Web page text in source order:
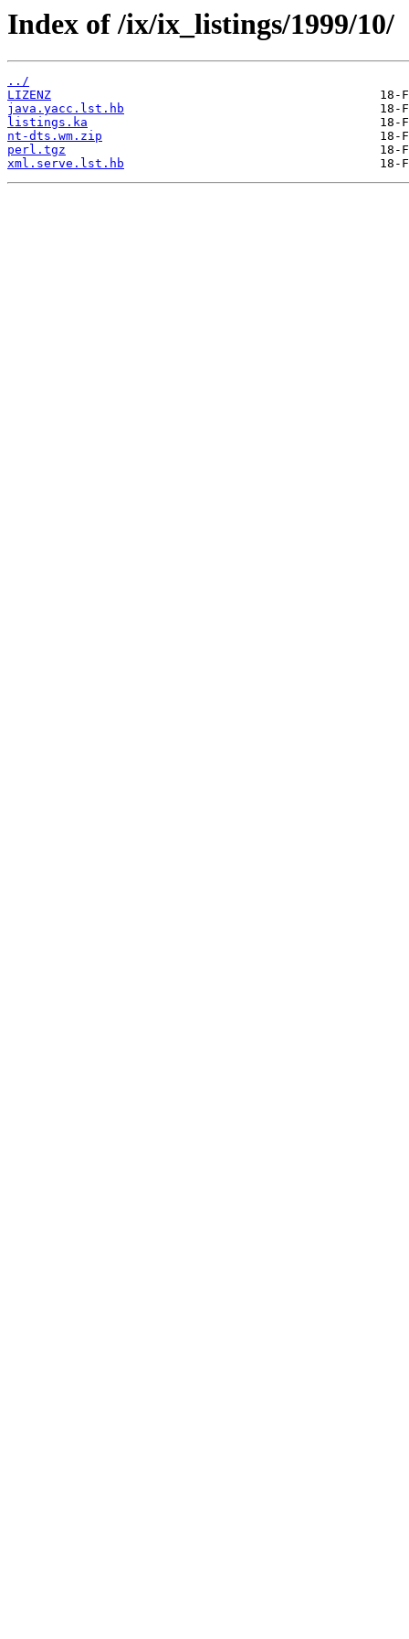
Index of /ix/ix_listings/1999/10/
../
LIZENZ
java.yacc.lst.hb
listings.ka
nt-dts.wm.zip
perl.tgz
xml.serve.lst.hb